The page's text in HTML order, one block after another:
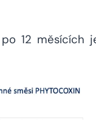
12 měsících